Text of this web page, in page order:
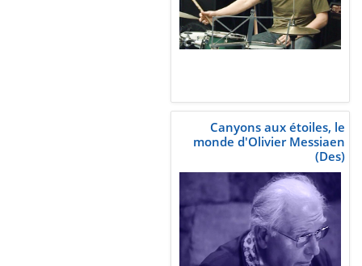
Canyons aux étoiles, le
monde d'Olivier Messiaen
(Des)